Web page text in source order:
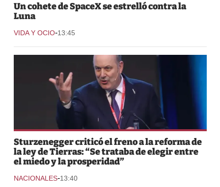
Un cohete de SpaceX se estrelló contra la
Luna
VIDA Y OCIO-13:45
Sturzenegger criticó el freno a la reforma de
la ley de Tierras: “Se trataba de elegir entre
el miedo y la prosperidad”
NACIONALES-13:40